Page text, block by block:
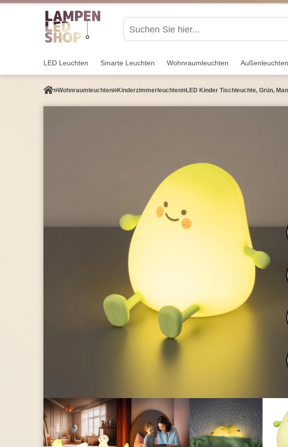
LED Leuchten Smarte Leuchten Wohnraum­leuchten Außen­leuchten
Wohnraum­leuchten Kinderzimmer­leuchten LED Kinder Tischleuchte, Grün,